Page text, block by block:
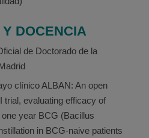
DOCENCIA
de Doctorado de la
clínico ALBAN: An open
trial, evaluating efficacy of
year BCG (Bacillus
in BCG-naive patients